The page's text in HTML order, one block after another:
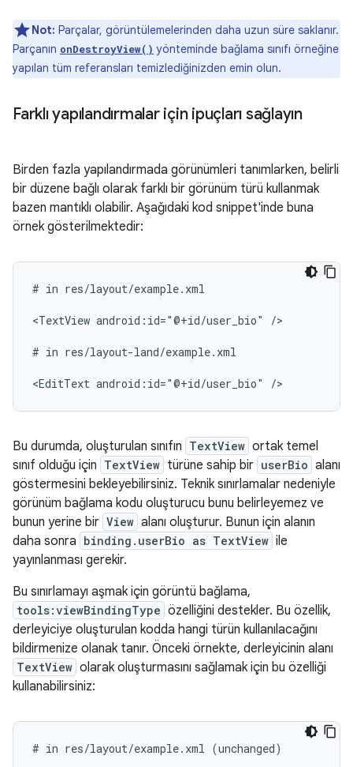
Not: Parçalar, görüntülemelerinden daha uzun süre saklanır.
Parçanın onDestroyView() yönteminde bağlama sınıfı örneğine
yapılan tüm referansları temizlediğinizden emin olun.
Farklı yapılandırmalar için ipuçları sağlayın
Birden fazla yapılandırmada görünümleri tanımlarken, belirli
bir düzene bağlı olarak farklı bir görünüm türü kullanmak
bazen mantıklı olabilir. Aşağıdaki kod snippet'inde buna
örnek gösterilmektedir:
# in res/layout/example.xml
<TextView android:id="@+id/user_bio" />
# in res/layout-land/example.xml
<EditText android:id="@+id/user_bio"
Bu durumda, oluşturulan sınıfın TextView ortak temel
sınıf olduğu için TextView türüne sahip bir userBio alanı
göstermesini bekleyebilirsiniz. Teknik sınırlamalar nedeniyle
görünüm bağlama kodu oluşturucu bunu belirleyemez ve
bunun yerine bir View alanı oluşturur. Bunun için alanın
daha sonra binding.userBio as TextView ile
yayınlanması gerekir.
Bu sınırlamayı aşmak için görüntü bağlama,
tools:viewBindingType özelliğini destekler. Bu özellik,
derleyiciye oluşturulan kodda hangi türün kullanılacağını
bildirmenize olanak tanır. Önceki örnekte, derleyicinin alanı
TextView olarak oluşturmasını sağlamak için bu özelliği
kullanabilirsiniz:
# in res/layout/example.xml (unchanged)